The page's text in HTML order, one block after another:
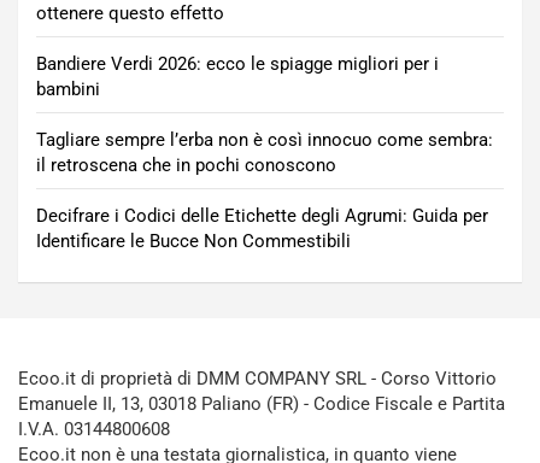
ottenere questo effetto
Bandiere Verdi 2026: ecco le spiagge migliori per i
bambini
Tagliare sempre l’erba non è così innocuo come sembra:
il retroscena che in pochi conoscono
Decifrare i Codici delle Etichette degli Agrumi: Guida per
Identificare le Bucce Non Commestibili
Ecoo.it di proprietà di DMM COMPANY SRL - Corso Vittorio
Emanuele II, 13, 03018 Paliano (FR) - Codice Fiscale e Partita
I.V.A. 03144800608
Ecoo.it non è una testata giornalistica, in quanto viene